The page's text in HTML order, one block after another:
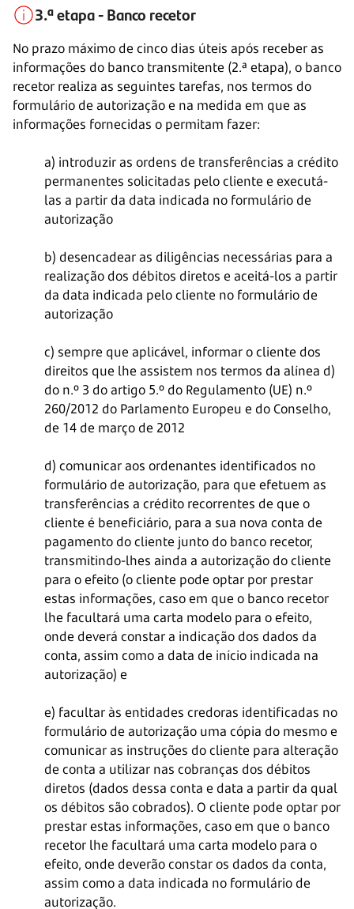
3.ª etapa - Banco recetor
No prazo máximo de cinco dias úteis após receber as
informações do banco transmitente (2.ª etapa), o banco
recetor realiza as seguintes tarefas, nos termos do
formulário de autorização e na medida em que as
informações fornecidas o permitam fazer:
a) introduzir as ordens de transferências a crédito
permanentes solicitadas pelo cliente e executá-
las a partir da data indicada no formulário de
autorização
b) desencadear as diligências necessárias para a
realização dos débitos diretos e aceitá-los a partir
da data indicada pelo cliente no formulário de
autorização
c) sempre que aplicável, informar o cliente dos
direitos que lhe assistem nos termos da alínea d)
do n.º 3 do artigo 5.º do Regulamento (UE) n.º
260/2012 do Parlamento Europeu e do Conselho,
de 14 de março de 2012
d) comunicar aos ordenantes identificados no
formulário de autorização, para que efetuem as
transferências a crédito recorrentes de que o
cliente é beneficiário, para a sua nova conta de
pagamento do cliente junto do banco recetor,
transmitindo-lhes ainda a autorização do cliente
para o efeito (o cliente pode optar por prestar
estas informações, caso em que o banco recetor
lhe facultará uma carta modelo para o efeito,
onde deverá constar a indicação dos dados da
conta, assim como a data de início indicada na
autorização) e
e) facultar às entidades credoras identificadas no
formulário de autorização uma cópia do mesmo e
comunicar as instruções do cliente para alteração
de conta a utilizar nas cobranças dos débitos
diretos (dados dessa conta e data a partir da qual
os débitos são cobrados). O cliente pode optar por
prestar estas informações, caso em que o banco
recetor lhe facultará uma carta modelo para o
efeito, onde deverão constar os dados da conta,
assim como a data indicada no formulário de
autorização.